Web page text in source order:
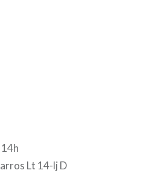
14h
Lt 14-lj D